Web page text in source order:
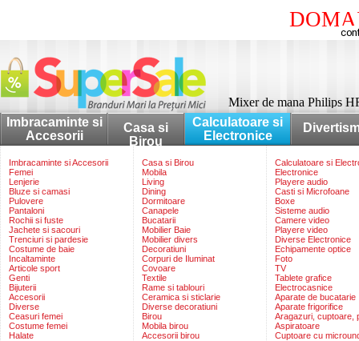
Mixer de mana Philips
Imbracaminte si
Accesorii
Casa si
Birou
Calculatoare si
Electronice
Imbracaminte si Accesorii
Femei
Lenjerie
Bluze si camasi
Pulovere
Pantaloni
Rochii si fuste
Jachete si sacouri
Trenciuri si pardesie
Costume de baie
Incaltaminte
Articole sport
Genti
Bijuterii
Accesorii
Diverse
Ceasuri femei
Costume femei
Halate
Casa si Birou
Mobila
Living
Dining
Dormitoare
Canapele
Bucatarii
Mobilier Baie
Mobilier divers
Decoratiuni
Corpuri de Iluminat
Covoare
Textile
Rame si tablouri
Ceramica si sticlarie
Diverse decoratiuni
Birou
Mobila birou
Accesorii birou
Calculatoare si
Electronice
Playere audio
Casti si Microfoane
Boxe
Sisteme audio
Camere video
Playere video
Diverse Electronice
Echipamente optice
Foto
TV
Tablete grafice
Electrocasnice
Aparate de bucatarie
Aparate frigorifice
Aragazuri, cuptoare,
Aspiratoare
Cuptoare cu